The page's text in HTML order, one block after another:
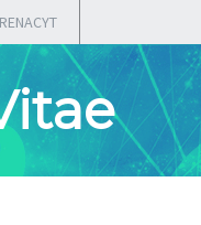
RENACYT